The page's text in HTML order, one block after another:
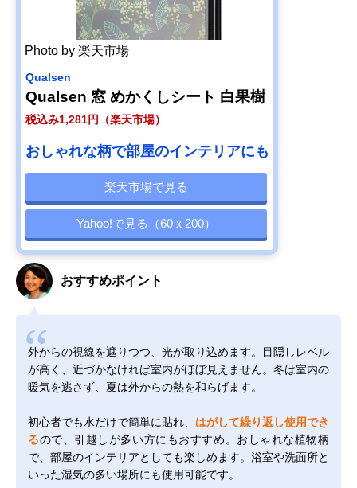
Photo by 楽天市場
Qualsen
Qualsen 窓 めかくしシート 白果樹
税込み1,281円（楽天市場）
おしゃれな柄で部屋のインテリアにも
楽天市場で見る
Yahoo!で見る（60ｘ200）
おすすめポイント
外からの視線を遮りつつ、光が取り込めます。目隠しレベル
が高く、近づかなければ室内がほぼ見えません。冬は室内の
暖気を逃さず、夏は外からの熱を和らげます。
初心者でも水だけで簡単に貼れ、 はがして繰り返し使用でき
るので、引越しが多い方にもおすすめ。おしゃれな植物柄
で、部屋のインテリアとしても楽しめます。浴室や洗面所と
いった湿気の多い場所にも使用可能です。